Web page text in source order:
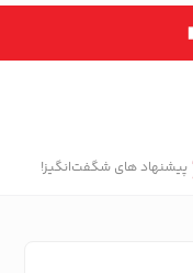
پیشنهاد های شگفت‌انگیز!